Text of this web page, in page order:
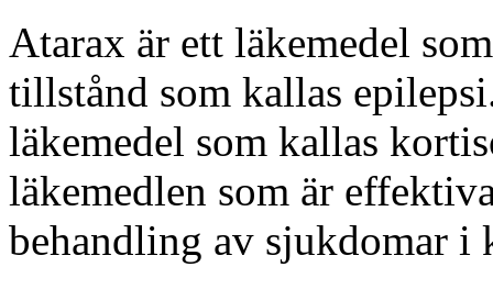
Atarax är ett läkemedel
tillstånd som kallas
läkemedel som kallas
läkemedlen som är
behandling av sjukdomar i